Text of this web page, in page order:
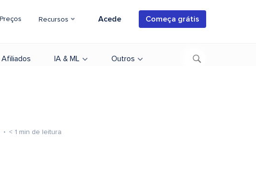
Preços Recursos Acede Começa grátis
Afiliados IA & ML Outros
< 1 min de leitura